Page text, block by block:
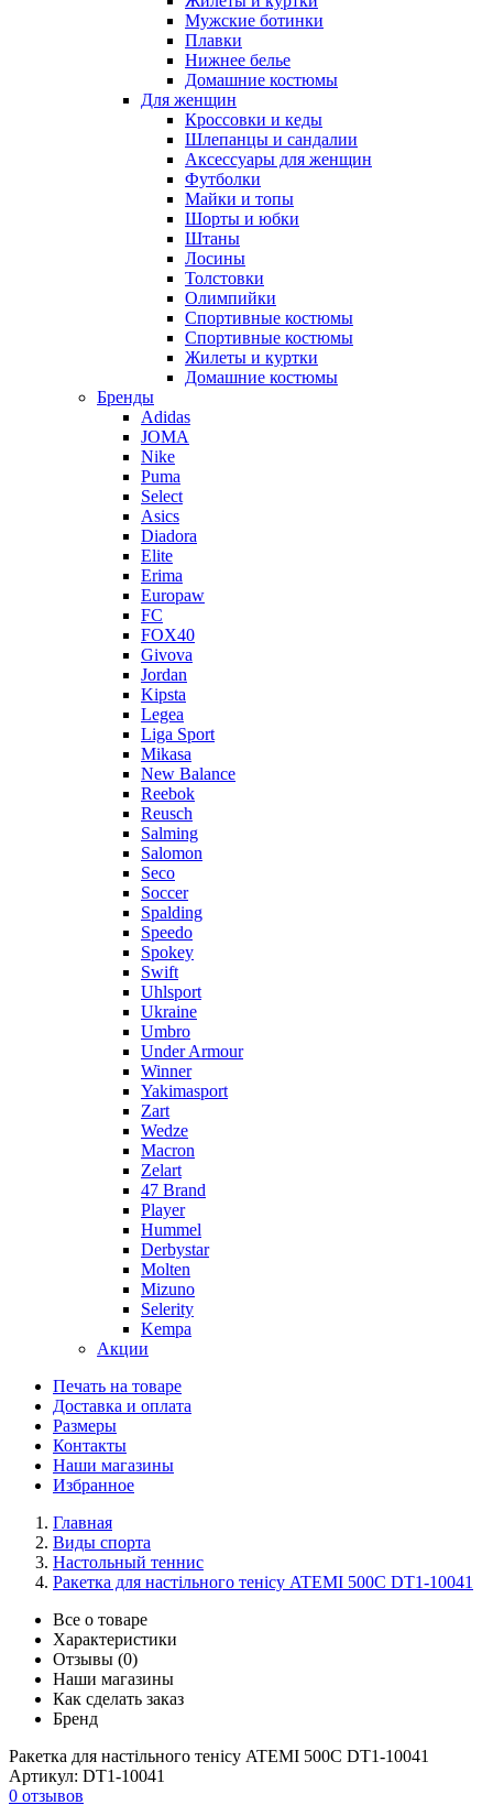
Мужские ботинки
Плавки
Нижнее белье
Домашние костюмы
Для женщин
Кроссовки и кеды
Шлепанцы и сандалии
Аксессуары для женщин
Футболки
Майки и топы
Шорты и юбки
Штаны
Лосины
Толстовки
Олимпийки
Спортивные костюмы
Спортивные костюмы
Жилеты и куртки
Домашние костюмы
Бренды
Adidas
JOMA
Nike
Puma
Select
Asics
Diadora
Elite
Erima
Europaw
FC
FOX40
Givova
Jordan
Kipsta
Legea
Liga Sport
Mikasa
New Balance
Reebok
Reusch
Salming
Salomon
Seco
Soccer
Spalding
Speedo
Spokey
Swift
Uhlsport
Ukraine
Umbro
Under Armour
Winner
Yakimasport
Zart
Wedze
Macron
Zelart
47 Brand
Player
Hummel
Derbystar
Molten
Mizuno
Selerity
Kempa
Акции
Печать на товаре
Доставка и оплата
Размеры
Контакты
Наши магазины
Избранное
Главная
Виды спорта
Настольный теннис
Ракетка для настільного тенісу ATEMI 500C DT1-10041
Все о товаре
Характеристики
Отзывы (0)
Наши магазины
Как сделать заказ
Бренд
Ракетка для настільного тенісу ATEMI 500C DT1-10041
Артикул: DT1-10041
0 отзывов